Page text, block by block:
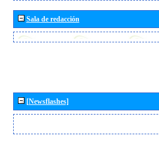
Sala de redacción
[Newsflashes]